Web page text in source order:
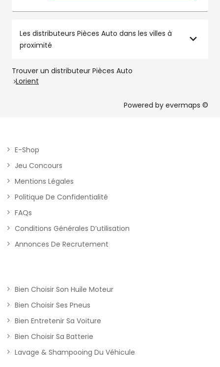
Les distributeurs Pièces Auto dans les villes à
proximité
Trouver un distributeur Pièces Auto
Lorient
Powered by evermaps ©
E-Shop
Jeu Concours
Mentions Légales
Politique De Confidentialité
FAQs
Conditions Générales D’utilisation
Annonces De Recrutement
Bien Choisir Son Huile Moteur
Bien Choisir Ses Pneus
Bien Entretenir Sa Voiture
Bien Choisir Sa Batterie
Lavage & Shampooing Du Véhicule